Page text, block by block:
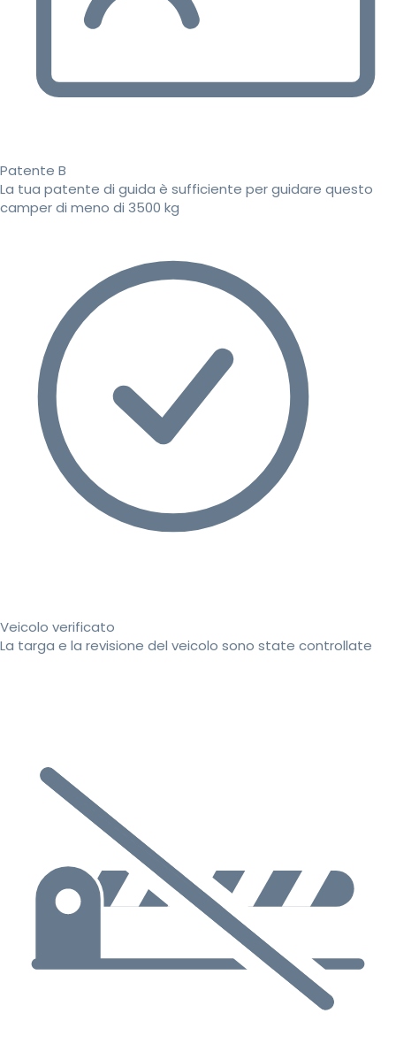
Patente B
La tua patente di guida è sufficiente per guidare questo
camper di meno di 3500 kg
Veicolo verificato
La targa e la revisione del veicolo sono state controllate